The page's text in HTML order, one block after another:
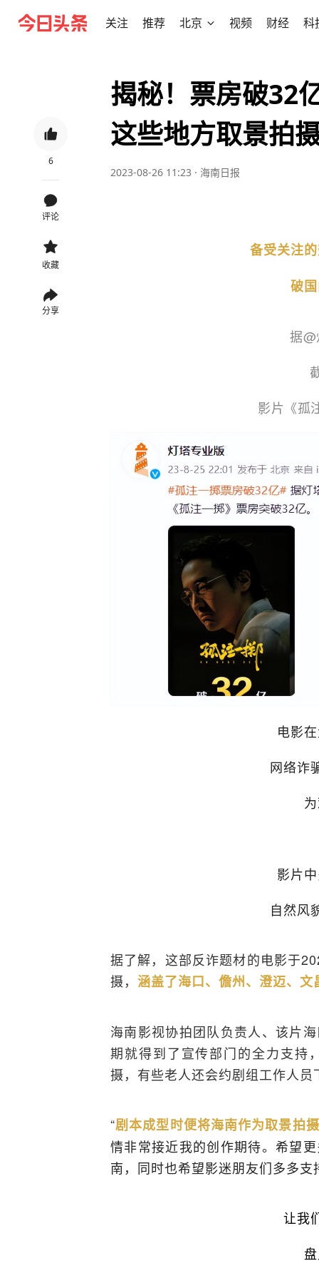
关注 推荐 北京 视频 财经 科
6
评论
收藏
分享
揭秘！票房破32
这些地方取景拍
2023-08-26 11:23 · 海南日报
备受关注
破
据
影片《孤
电影
网络诈
影片
自然风
据了解，这部反诈题材的电影于
摄， 涵盖了海口、儋州、澄迈、
海南影视协拍团队负责人、该片
期就得到了宣传部门的全力支持
摄，有些老人还会约剧组工作人
“剧本成型时便将海南作为取景拍
情非常接近我的创作期待。希望
南，同时也希望影迷朋友们多多
让我